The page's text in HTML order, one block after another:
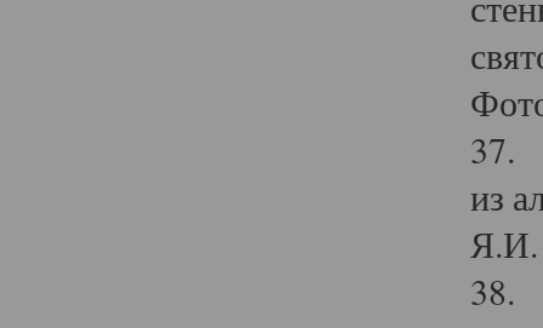
37.
из
Я.И.
38.